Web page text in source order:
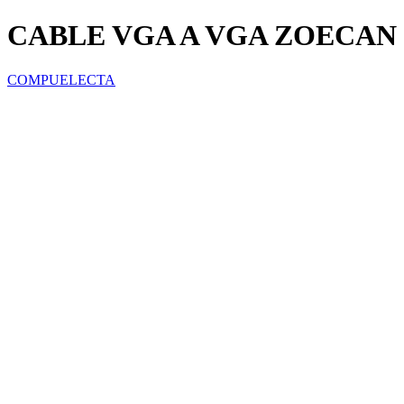
CABLE VGA A VGA ZOECAN
COMPUELECTA